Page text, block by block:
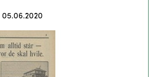
05.06.2020